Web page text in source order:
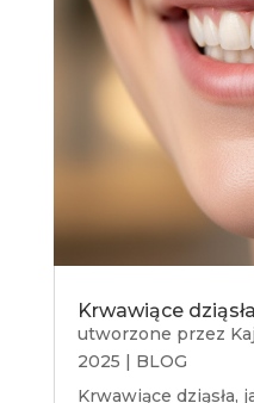
Krwawiące
utworzone przez
2025 | BLOG
Krwawiące dziąsła,